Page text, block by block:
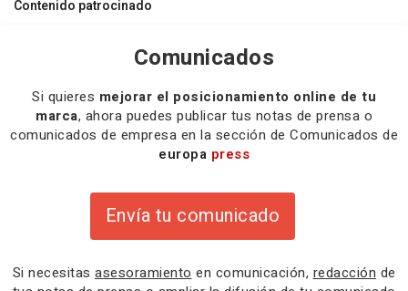
Contenido patrocinado
Comunicados
Si quieres mejorar el posicionamiento online de tu
marca, ahora puedes publicar tus notas de prensa o
comunicados de empresa en la sección de Comunicados de
europa press
Envía tu comunicado
Si necesitas asesoramiento en comunicación, redacción de